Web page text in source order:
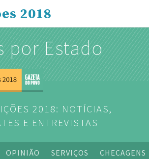
2018
por Estado
2018: NOTÍCIAS,
E ENTREVISTAS
OPINIÃO SERVIÇOS CHECAGENS